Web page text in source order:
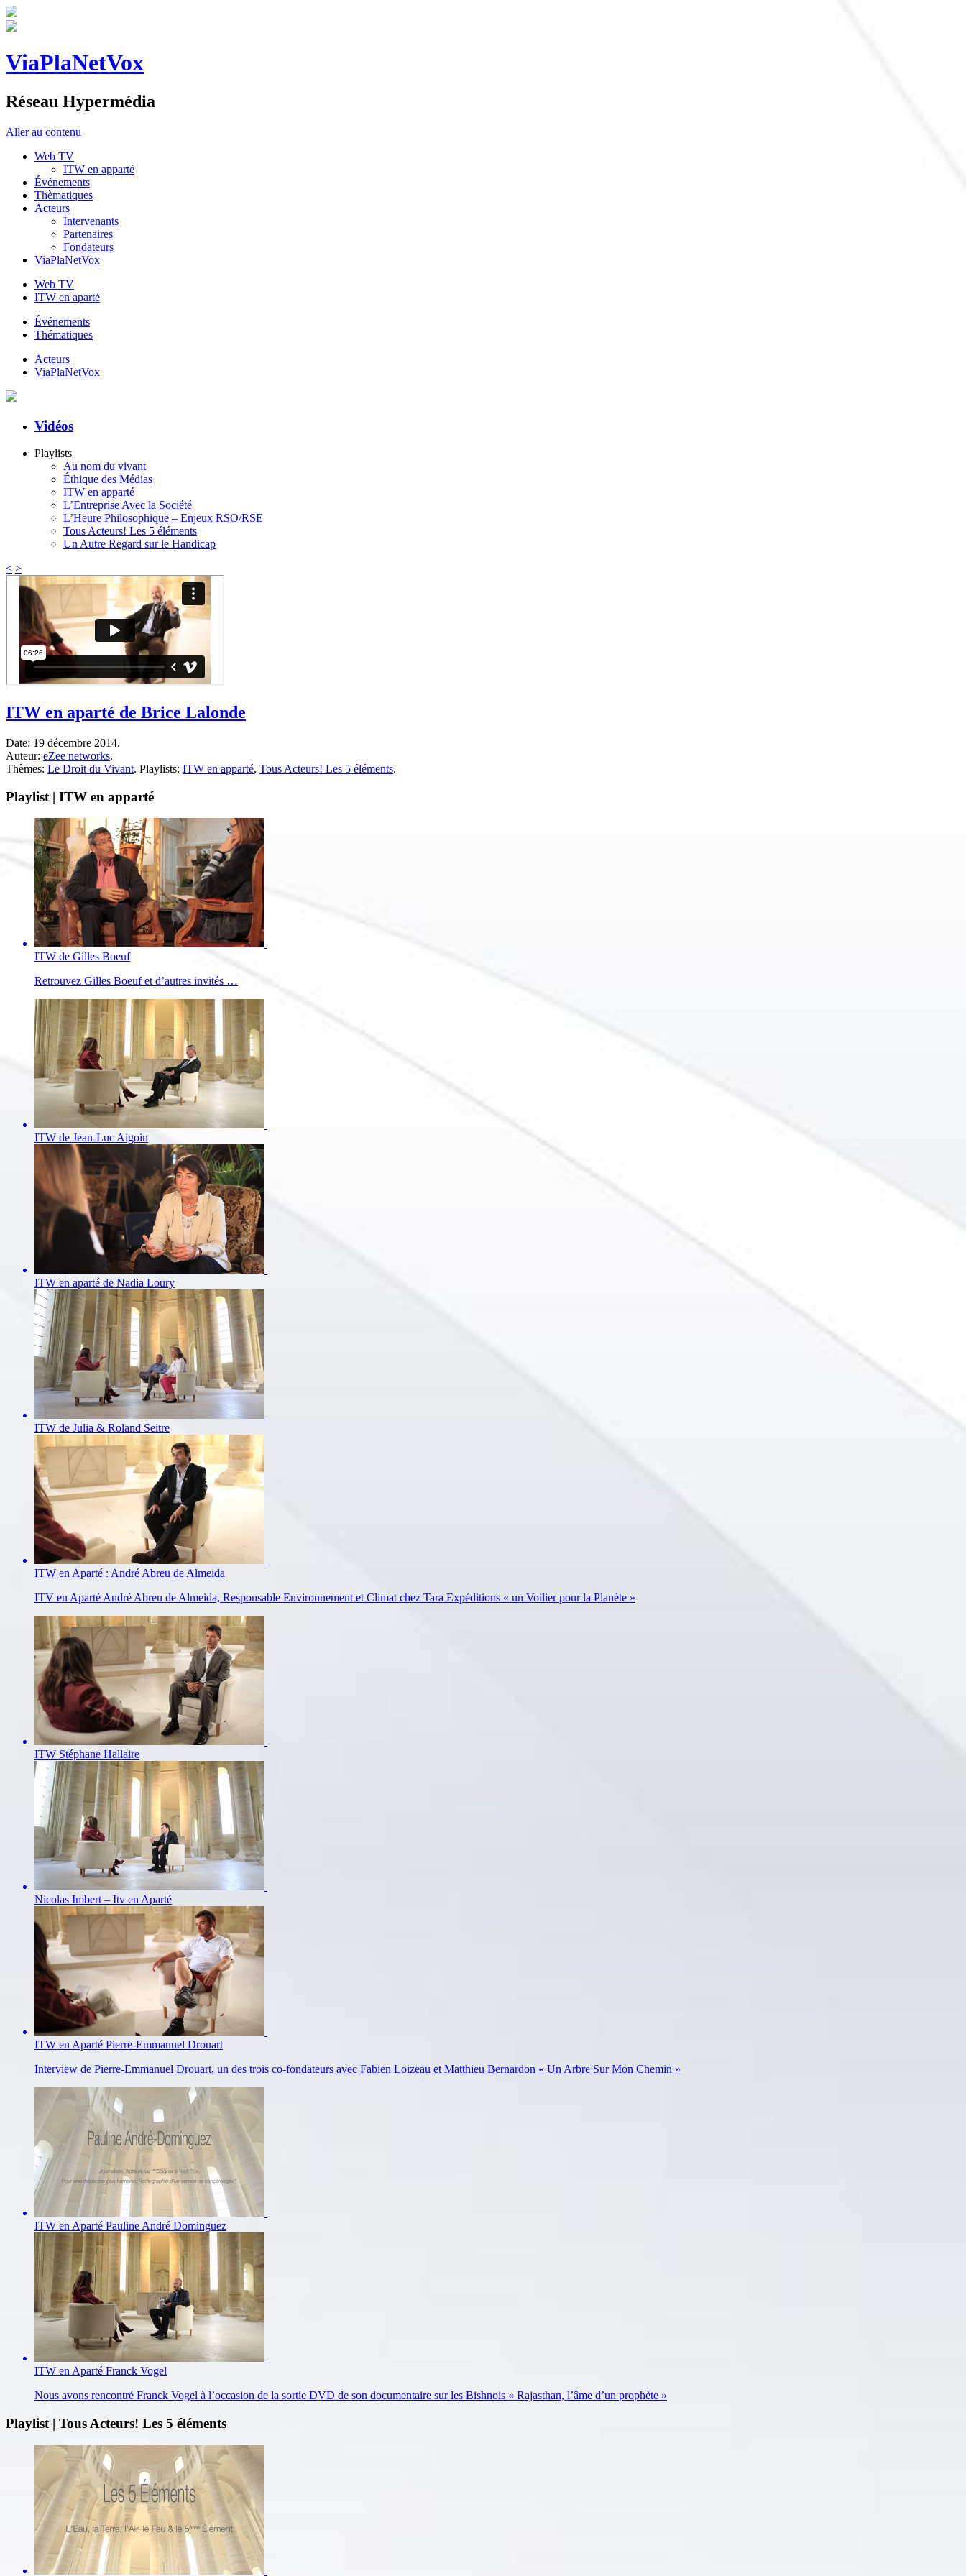
ViaPlaNetVox
Réseau Hypermédia
Aller au contenu
Web TV
ITW en apparté
Événements
Thèmatiques
Acteurs
Intervenants
Partenaires
Fondateurs
ViaPlaNetVox
Web TV
ITW en aparté
Événements
Thématiques
Acteurs
ViaPlaNetVox
Vidéos
Playlists
Au nom du vivant
Éthique des Médias
ITW en apparté
L’Entreprise Avec la Société
L’Heure Philosophique – Enjeux RSO/RSE
Tous Acteurs! Les 5 éléments
Un Autre Regard sur le Handicap
< >
ITW en aparté de Brice Lalonde
Date: 19 décembre 2014.
Auteur: eZee networks.
Thèmes: Le Droit du Vivant. Playlists: ITW en apparté, Tous Acteurs! Les 5 éléments.
Playlist | ITW en apparté
ITW de Gilles Boeuf
Retrouvez Gilles Boeuf et d’autres invités …
ITW de Jean-Luc Aigoin
ITW en aparté de Nadia Loury
ITW de Julia & Roland Seitre
ITW en Aparté : André Abreu de Almeida
ITV en Aparté André Abreu de Almeida, Responsable Environnement et Climat chez Tara Expéditions « un Voilier pour la Planète »
ITW Stéphane Hallaire
Nicolas Imbert – Itv en Aparté
ITW en Aparté Pierre-Emmanuel Drouart
Interview de Pierre-Emmanuel Drouart, un des trois co-fondateurs avec Fabien Loizeau et Matthieu Bernardon « Un Arbre Sur Mon Chemin »
ITW en Aparté Pauline André Dominguez
ITW en Aparté Franck Vogel
Nous avons rencontré Franck Vogel à l’occasion de la sortie DVD de son documentaire sur les Bishnois « Rajasthan, l’âme d’un prophète »
Playlist | Tous Acteurs! Les 5 éléments